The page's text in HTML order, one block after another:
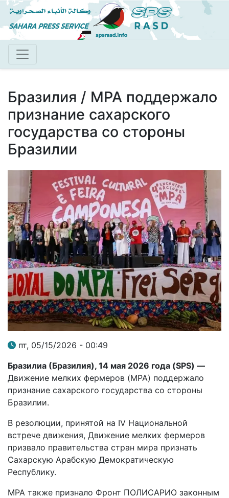
Перейти
к
основному
Бразилия / MPA поддержало
признание сахарского
государства со стороны
Бразилии
пт, 05/15/2026 - 00:49
Бразилиа (Бразилия), 14 мая 2026 года (SPS) —
Движение мелких фермеров (MPA) поддержало
признание сахарского государства со стороны
Бразилии.
В резолюции, принятой на IV Национальной
встрече движения, Движение мелких фермеров
призвало правительства стран мира признать
Сахарскую Арабскую Демократическую
Республику.
MPA также признало Фронт ПОЛИСАРИО законным